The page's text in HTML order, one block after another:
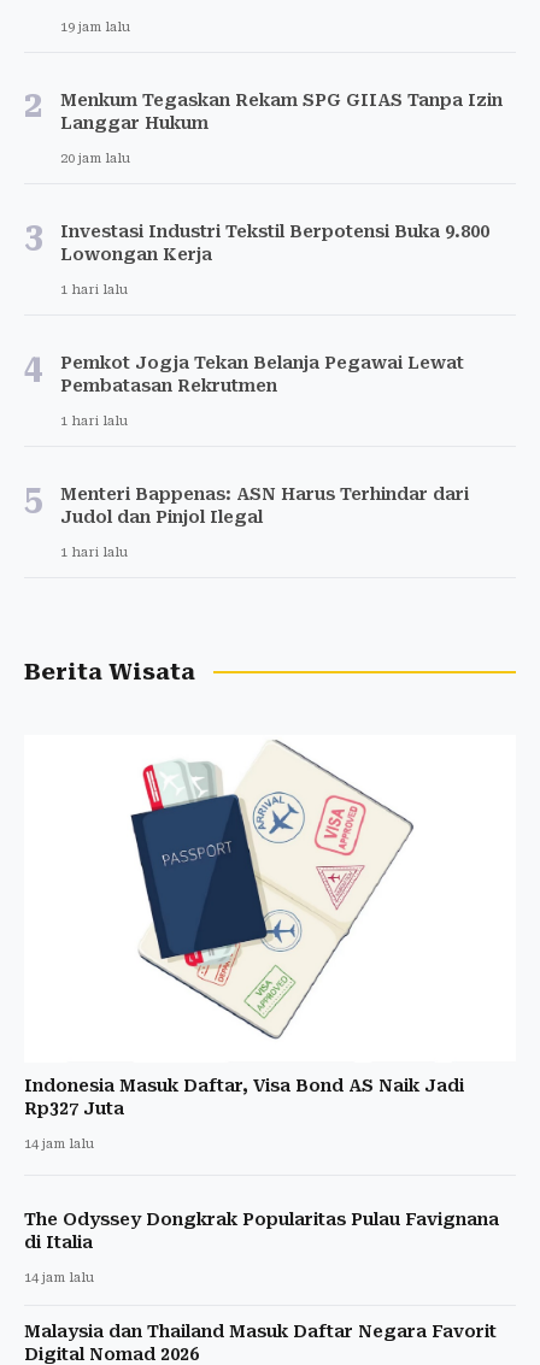
19 jam lalu
2
Menkum Tegaskan Rekam SPG GIIAS Tanpa Izin
Langgar Hukum
20 jam lalu
3
Investasi Industri Tekstil Berpotensi Buka 9.800
Lowongan Kerja
1 hari lalu
4
Pemkot Jogja Tekan Belanja Pegawai Lewat
Pembatasan Rekrutmen
1 hari lalu
5
Menteri Bappenas: ASN Harus Terhindar dari
Judol dan Pinjol Ilegal
1 hari lalu
Berita Wisata
Indonesia Masuk Daftar, Visa Bond AS Naik Jadi
Rp327 Juta
14 jam lalu
The Odyssey Dongkrak Popularitas Pulau Favignana
di Italia
14 jam lalu
Malaysia dan Thailand Masuk Daftar Negara Favorit
Digital Nomad 2026